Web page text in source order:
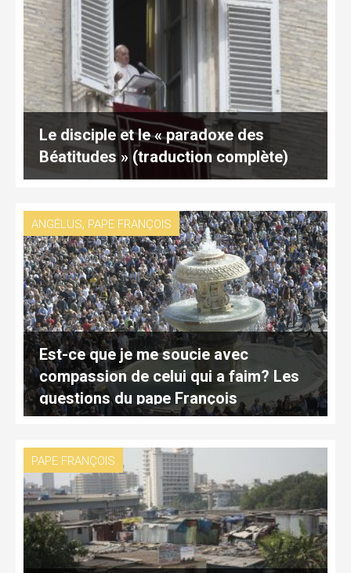
Le disciple et le « paradoxe des
Béatitudes » (traduction complète)
ANGÉLUS, PAPE FRANÇOIS
Est-ce que je me soucie avec
compassion de celui qui a faim? Les
questions du pape François
PAPE FRANÇOIS